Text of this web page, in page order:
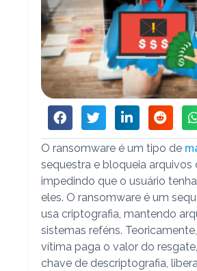
O ransomware é um tipo de
sequestra e bloqueia arquivos
impedindo que o usuário
eles. O ransomware é um
usa criptografia, mantendo
sistemas reféns.
vítima paga o valor do
chave de descriptografia,